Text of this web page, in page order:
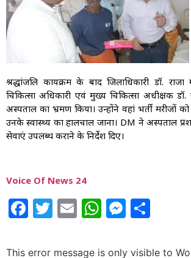
श्रद्धांजलि कार्यक्रम के बाद जिलाधिकारी डॉ.
चिकित्सा अधिकारी एवं मुख्य चिकित्सा अधीक्षक
अस्पताल का भ्रमण किया। उन्होंने वहां भर्ती मरीजों
उनके स्वास्थ्य का हालचाल जाना। DM ने अस्पताल
सेवाएं उपलब्ध कराने के निर्देश दिए।
Voice Of News 24
Facebook
Twitter
EmailWhatsApp
This error message is only visible to